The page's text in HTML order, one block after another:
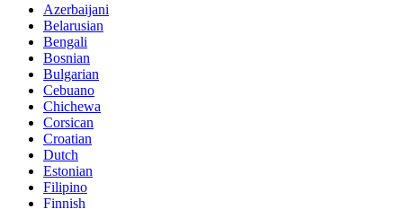
Azerbaijani
Belarusian
Bengali
Bosnian
Bulgarian
Cebuano
Chichewa
Corsican
Croatian
Dutch
Estonian
Filipino
Finnish